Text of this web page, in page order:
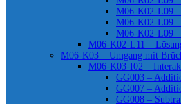
M06-K02-L09
M06-K02-L09
M06-K02-L09
M06-K02-L11 –
M06-K03 – Umgang mit
M06-K03-I02 –
GG003 –
GG007 –
GG008 –